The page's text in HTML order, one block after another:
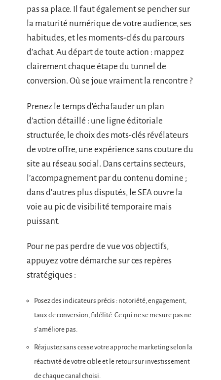
pas sa place. Il faut également se pencher sur
la maturité numérique de votre audience, ses
habitudes, et les moments-clés du parcours
d’achat. Au départ de toute action : mappez
clairement chaque étape du tunnel de
conversion. Où se joue vraiment la rencontre ?
Prenez le temps d’échafauder un plan
d’action détaillé : une ligne éditoriale
structurée, le choix des mots-clés révélateurs
de votre offre, une expérience sans couture du
site au réseau social. Dans certains secteurs,
l’accompagnement par du contenu domine ;
dans d’autres plus disputés, le SEA ouvre la
voie au pic de visibilité temporaire mais
puissant.
Pour ne pas perdre de vue vos objectifs,
appuyez votre démarche sur ces repères
stratégiques :
Posez des indicateurs précis : notoriété, engagement,
taux de conversion, fidélité. Ce qui ne se mesure pas ne
s’améliore pas.
Réajustez sans cesse votre approche marketing selon la
réactivité de votre cible et le retour sur investissement
de chaque canal choisi.